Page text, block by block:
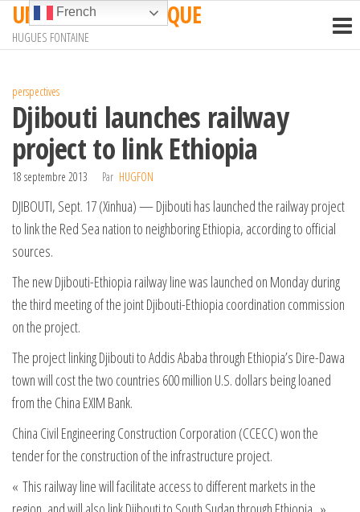
Passer
contenu
UN TRAIN EN AFRIQUE
HUGUES FONTAINE
perspectives
Djibouti launches railway
project to link Ethiopia
18 septembre 2013 Par HUGFON
DJIBOUTI, Sept. 17 (Xinhua) — Djibouti has launched the railway project
to link the Red Sea nation to neighboring Ethiopia, according to official
sources.
The new Djibouti-Ethiopia railway line was launched on Monday during
the third meeting of the joint Djibouti-Ethiopia coordination commission
on the project.
The project linking Djibouti to Addis Ababa through Ethiopia’s Dire-Dawa
town will cost the two countries 600 million U.S. dollars being loaned
from the China EXIM Bank.
China Civil Engineering Construction Corporation (CCECC) won the
tender for the construction of the infrastructure project.
« This railway line will facilitate access to different markets in the
French